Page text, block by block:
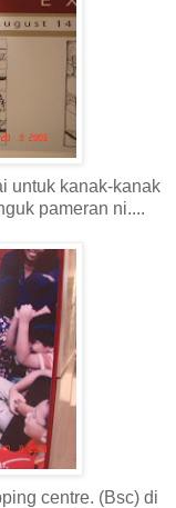
untuk kanak-kanak
pameran ni....
centre. (Bsc) di